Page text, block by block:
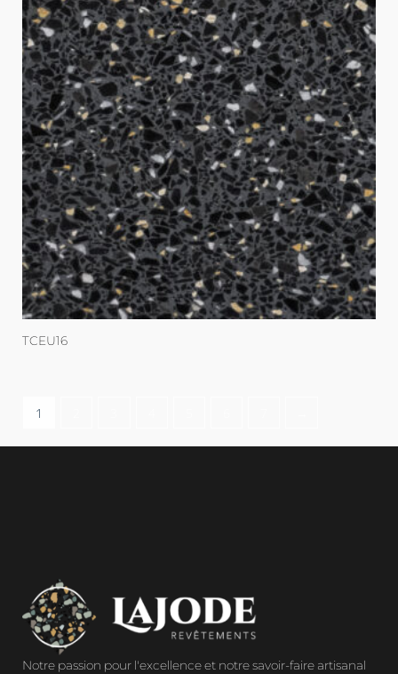
TCEU16
1
Notre passion pour l'excellence et notre savoir-faire artisanal